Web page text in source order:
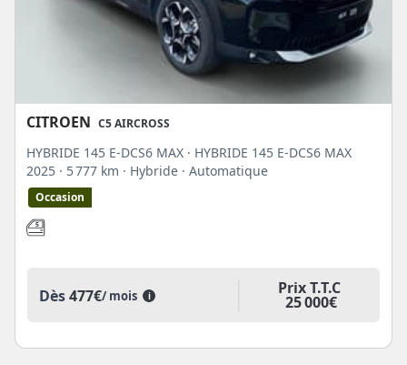
CITROEN C5 AIRCROSS
HYBRIDE 145 E-DCS6 MAX · HYBRIDE 145 E-DCS6 MAX
2025 · 5 777 km · Hybride · Automatique
Occasion
Dès477€/ mois i Prix T.T.C
25 000€